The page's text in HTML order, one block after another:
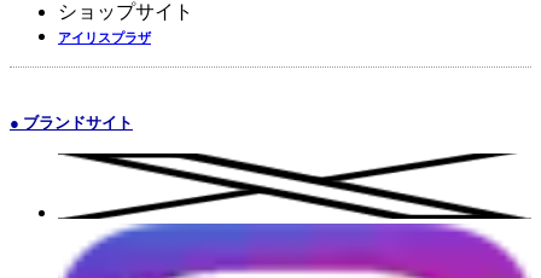
ショップサイト
アイリスプラザ
● ブランドサイト